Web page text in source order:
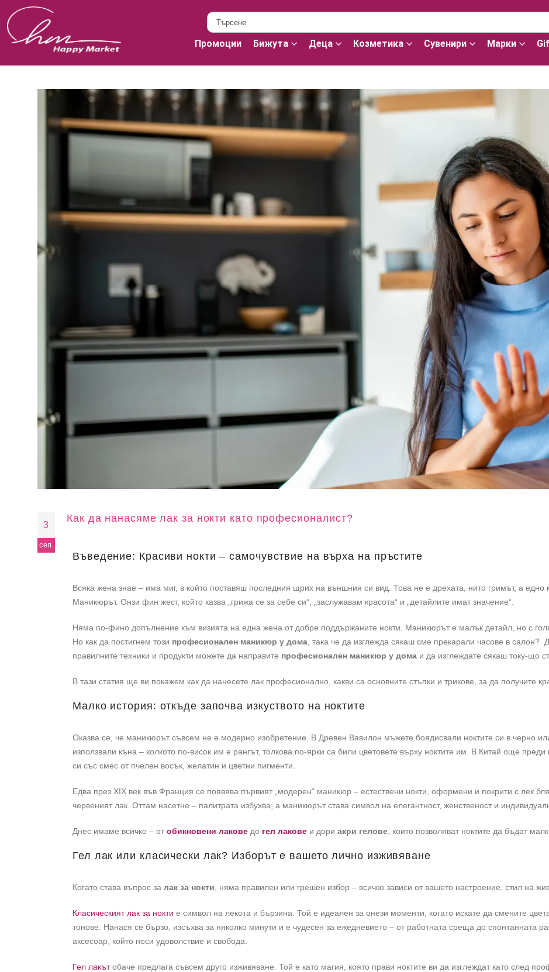
Промоции Бижута Деца Козметика Сувенири Марки
3
сеп.
Как да нанасяме лак за нокти като професионалист?
Въведение: Красиви нокти – самочувствие на върха на пръстите
Всяка жена знае – има миг, в който поставяш последния щрих на външния си вид. Това не е дрехата, нито гримът, а едно
Маникюрът. Онзи фин жест, който казва „грижа се за себе си“, „заслужавам красота“ и „детайлите имат значение“.
Няма по-фино допълнение към визията на една жена от добре поддържаните нокти. Маникюрът е малък детайл, но с
Но как да постигнем този професионален маникюр у дома , така че да изглежда сякаш сме прекарали часове в
правилните техники и продукти можете да направите професионален маникюр у дома и да изглеждате сякаш току-що
В тази статия ще ви покажем как да нанесете лак професионално, какви са основните стъпки и трикове, за да получите
Малко история: откъде започва изкуството на ноктите
Оказва се, че маникюрът съвсем не е модерно изобретение. В Древен Вавилон мъжете боядисвали ноктите си в черно
използвали къна – колкото по-висок им е рангът, толкова по-ярки са били цветовете върху ноктите им. В Китай още
си със смес от пчелен восък, желатин и цветни пигменти.
Едва през XIX век във Франция се появява първият „модерен“ маникюр – естествени нокти, оформени и покрити с лек
червеният лак. Оттам насетне – палитрата избухва, а маникюрът става символ на елегантност, женственост и
Днес имаме всичко – от обикновени лакове до гел лакове и дори акри гелове , които позволяват ноктите да бъдат
Гел лак или класически лак? Изборът е вашето лично изживяване
Когато става въпрос за лак за нокти , няма правилен или грешен избор – всичко зависи от вашето настроение, стил на
Класическият лак за нокти е символ на лекота и бързина. Той е идеален за онези моменти, когато искате да смените
тонове. Нанася се бързо, изсъхва за няколко минути и е чудесен за ежедневието – от работната среща до спонтанната
аксесоар, който носи удоволствие и свобода.
Гел лакътобаче предлага съвсем друго изживяване. Той е като магия, която прави ноктите ви да изглеждат като след